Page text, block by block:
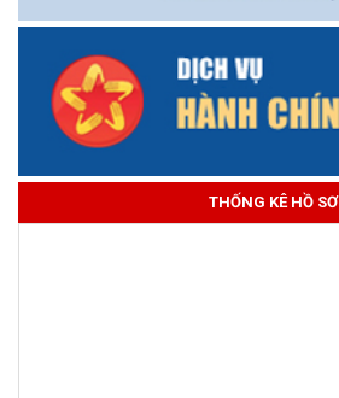
THỐNG KÊ HỒ SƠ